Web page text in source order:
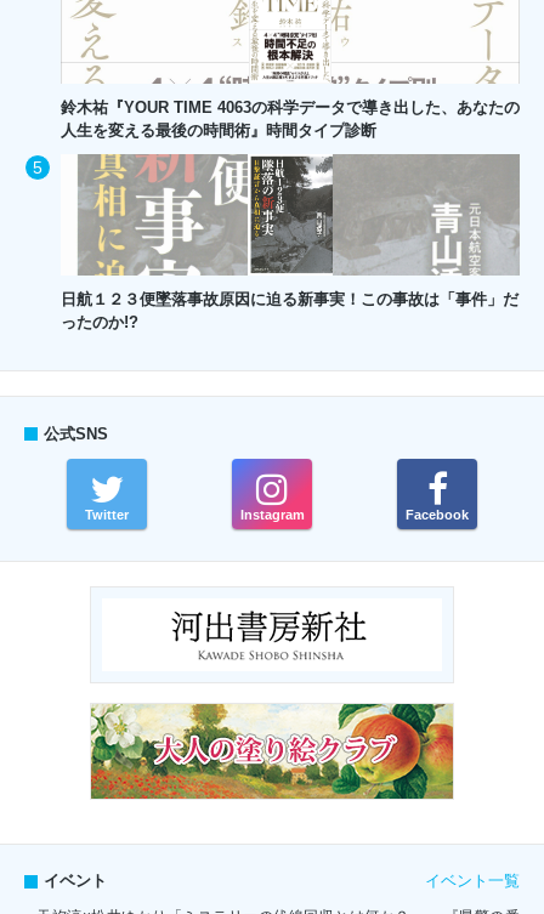
鈴木祐『YOUR TIME 4063の科学データで導き出した、あなたの
人生を変える最後の時間術』時間タイプ診断
日航１２３便墜落事故原因に迫る新事実！この事故は「事件」だ
ったのか!?
公式SNS
Twitter Instagram Facebook
イベント イベント一覧